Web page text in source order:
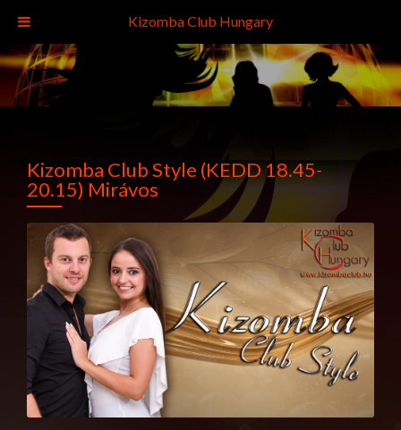
Kizomba Club Style (KEDD 18.45-
20.15) Mirávos
Kizomba Club Hungary